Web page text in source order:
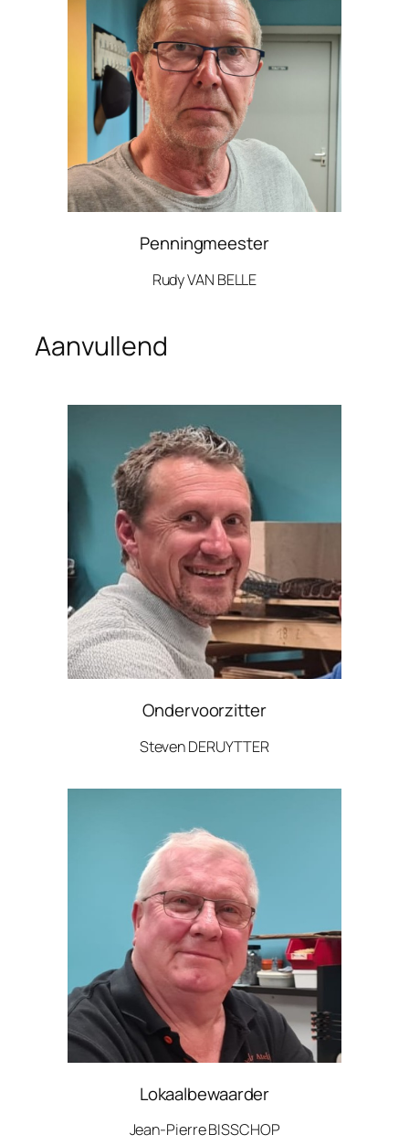
Penningmeester
Rudy VAN BELLE
Aanvullend
Ondervoorzitter
Steven DERUYTTER
Lokaalbewaarder
Jean-Pierre BISSCHOP